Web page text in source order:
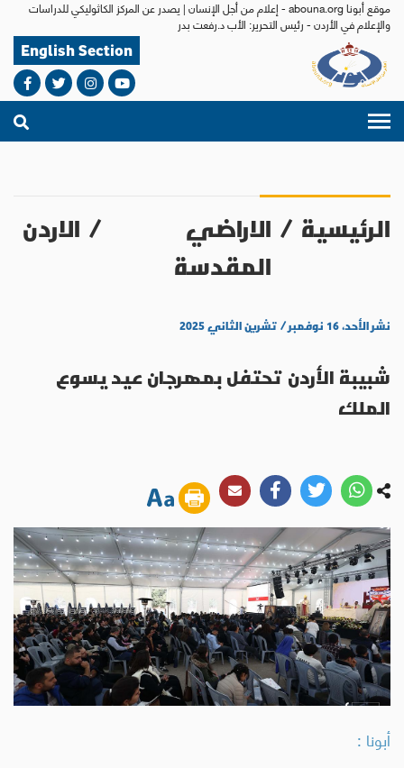
موقع أبونا abouna.org - إعلام من أجل الإنسان | يصدر عن المركز الكاثوليكي للدراسات
والإعلام في الأردن - رئيس التحرير: الأب د.رفعت بدر
English Section
الرئيسية / الاراضي
المقدسة
/ الاردن
نشر الأحد، ١٦ نوفمبر / تشرين الثاني ٢٠٢٥
شبيبة الأردن تحتفل بمهرجان عيد يسوع
الملك
أبونا :